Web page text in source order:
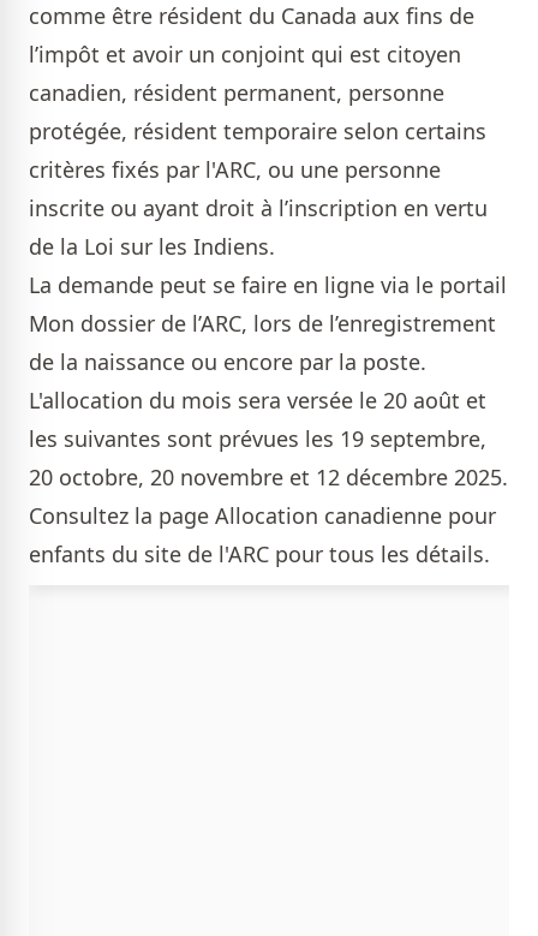
comme être résident du Canada aux fins de
l’impôt et avoir un conjoint qui est citoyen
canadien, résident permanent, personne
protégée, résident temporaire selon certains
critères fixés par l'ARC, ou une personne
inscrite ou ayant droit à l’inscription en vertu
de la Loi sur les Indiens.
La demande peut se faire en ligne via le portail
Mon dossier de l’ARC, lors de l’enregistrement
de la naissance ou encore par la poste.
L'allocation du mois sera versée le 20 août et
les suivantes sont prévues les 19 septembre,
20 octobre, 20 novembre et 12 décembre 2025.
Consultez la page Allocation canadienne pour
enfants du site de l'ARC pour tous les détails.